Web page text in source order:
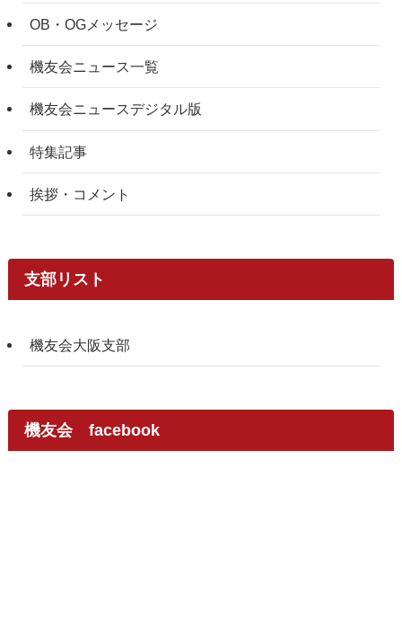
OB・OGメッセージ
機友会ニュース一覧
機友会ニュースデジタル版
特集記事
挨拶・コメント
支部リスト
機友会大阪支部
機友会 facebook